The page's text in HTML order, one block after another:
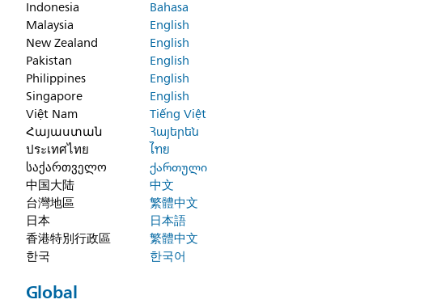
Indonesia
Bahasa
Malaysia
English
New Zealand
English
Pakistan
English
Philippines
English
Singapore
English
Việt Nam
Tiếng Việt
Հայաստան
Հայերեն
ประเทศไทย
ไทย
საქართველო
ქართული
中国大陆
中文
台灣地區
繁體中文
日本
日本語
香港特別行政區
繁體中文
한국
한국어
Global